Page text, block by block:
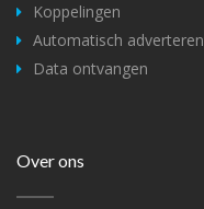
Koppelingen
Automatisch adverteren
Data ontvangen
Over ons